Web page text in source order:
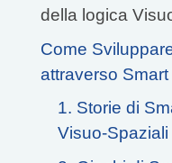
della logica
Come
attraverso Smart
1. Storie di
Visuo-Spaziali